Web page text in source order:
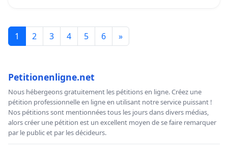
1 2 3 4 5 6 »
Petitionenligne.net
Nous hébergeons gratuitement les pétitions en ligne. Créez une
pétition professionnelle en ligne en utilisant notre service puissant !
Nos pétitions sont mentionnées tous les jours dans divers médias,
alors créer une pétition est un excellent moyen de se faire remarquer
par le public et par les décideurs.